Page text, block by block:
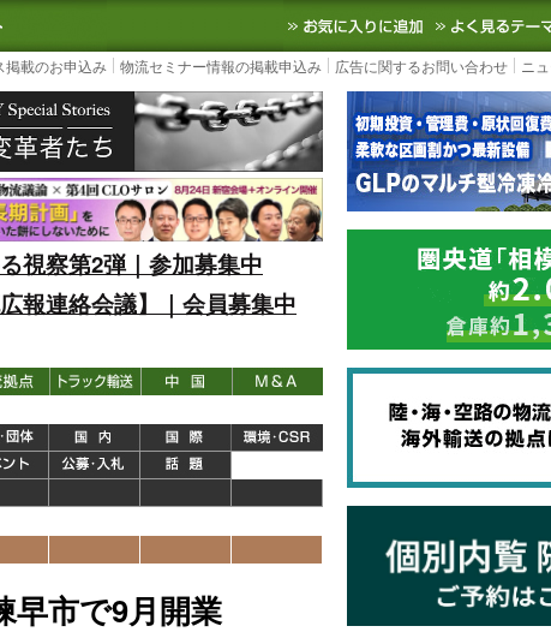
の物流ニュースサイト3PL, SCMなど国内外の最新の物流ニュースをお
お気に入りに
掲載のお申込み 物流セミナー情報の掲載申込み 広告に関するお問い合わせ ニ
視察第2弾｜参加募集中
報連絡会議】｜会員募集中
早市で9月開業